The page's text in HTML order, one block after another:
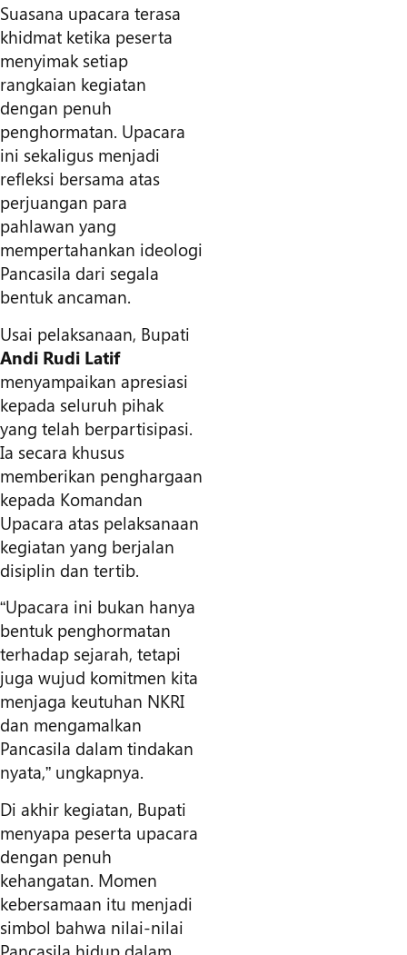
Suasana upacara terasa
khidmat ketika peserta
menyimak setiap
rangkaian kegiatan
dengan penuh
penghormatan. Upacara
ini sekaligus menjadi
refleksi bersama atas
perjuangan para
pahlawan yang
mempertahankan ideologi
Pancasila dari segala
bentuk ancaman.
Usai pelaksanaan, Bupati
Andi Rudi Latif
menyampaikan apresiasi
kepada seluruh pihak
yang telah berpartisipasi.
Ia secara khusus
memberikan penghargaan
kepada Komandan
Upacara atas pelaksanaan
kegiatan yang berjalan
disiplin dan tertib.
“Upacara ini bukan hanya
bentuk penghormatan
terhadap sejarah, tetapi
juga wujud komitmen kita
menjaga keutuhan NKRI
dan mengamalkan
Pancasila dalam tindakan
nyata,” ungkapnya.
Di akhir kegiatan, Bupati
menyapa peserta upacara
dengan penuh
kehangatan. Momen
kebersamaan itu menjadi
simbol bahwa nilai-nilai
Pancasila hidup dalam